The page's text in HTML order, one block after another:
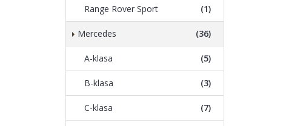
Range Rover Sport (1)
Mercedes (36)
A-klasa (5)
B-klasa (3)
C-klasa (7)